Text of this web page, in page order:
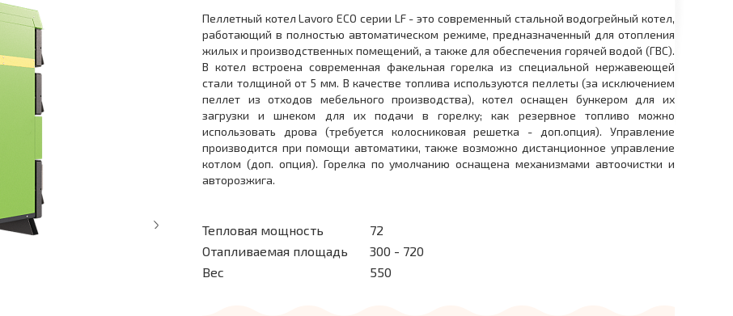
Пеллетный котел Lavoro ECO серии LF - это современный стальной водогрейный котел,
работающий в полностью автоматическом режиме, предназначенный для отопления
жилых и производственных помещений, а также для обеспечения горячей водой (ГВС).
В котел встроена современная факельная горелка из специальной нержавеющей
стали толщиной от 5 мм. В качестве топлива используются пеллеты (за исключением
пеллет из отходов мебельного производства), котел оснащен бункером для их
загрузки и шнеком для их подачи в горелку; как резервное топливо можно
использовать дрова (требуется колосниковая решетка - доп.опция). Управление
производится при помощи автоматики, также возможно дистанционное управление
котлом (доп. опция). Горелка по умолчанию оснащена механизмами автоочистки и
авторозжига.
Тепловая мощность
72
Отапливаемая площадь
300 - 720
Вес
550